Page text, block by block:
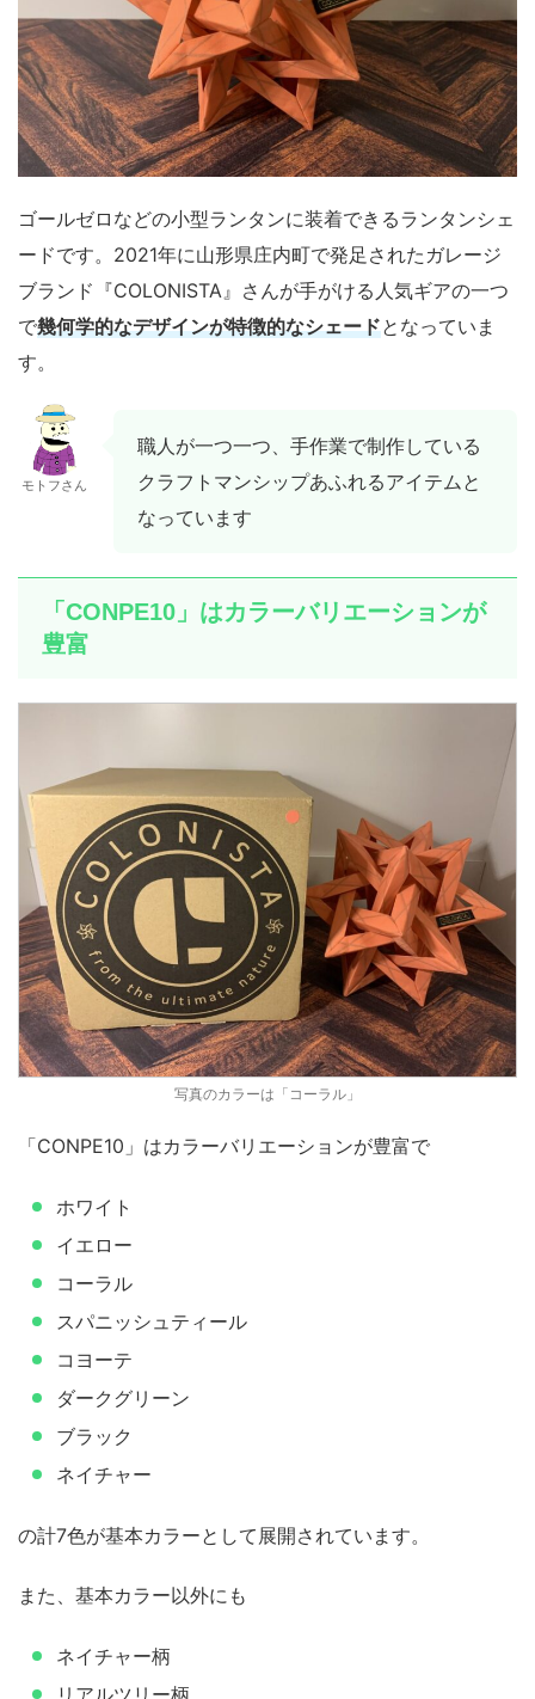
ゴールゼロなどの小型ランタンに装着できるランタンシェ
ードです。2021年に山形県庄内町で発足されたガレージ
ブランド『COLONISTA』さんが手がける人気ギアの一つ
で幾何学的なデザインが特徴的なシェードとなっていま
す。
モトフさん
職人が一つ一つ、手作業で制作している
クラフトマンシップあふれるアイテムと
なっています
「CONPE10」はカラーバリエーションが
豊富
写真のカラーは「コーラル」
「CONPE10」はカラーバリエーションが豊富で
ホワイト
イエロー
コーラル
スパニッシュティール
コヨーテ
ダークグリーン
ブラック
ネイチャー
の計7色が基本カラーとして展開されています。
また、基本カラー以外にも
ネイチャー柄
リアルツリー柄